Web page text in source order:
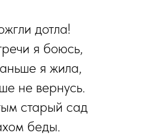
дотла!
я боюсь,
я жила,
не вернусь.
старый сад
беды.